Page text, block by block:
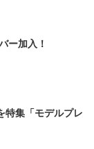
ー加入！
特集「モデルプレ